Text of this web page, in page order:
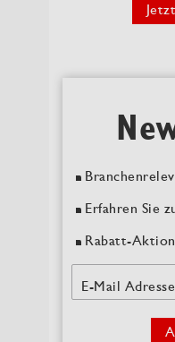
Erfahren Sie
Rabatt-
E-Mail Adresse